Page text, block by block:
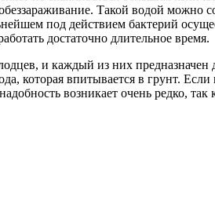
Такой водой можно
под действием бактерий
достаточно длительное время.
и каждый из них
которая впитывается в грунт. Если
возникает очень редко,